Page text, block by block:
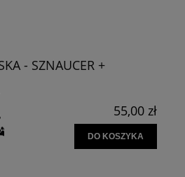
- SZNAUCER +
55,00 zł
DO KOSZYKA